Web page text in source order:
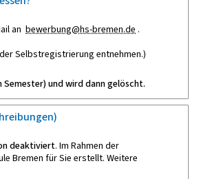
an bewerbung@hs-bremen.de .
Selbstregistrierung entnehmen.)
und wird dann gelöscht.
deaktiviert. Im Rahmen der
Bremen für Sie erstellt. Weitere